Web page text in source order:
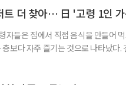
일자리 참여자들의 교육학습동기를
트 더 찾아… 日 '고령 1인
자들은 집에서 직접 음식을 만들어
보다 자주 즐기는 것으로 나타났다.